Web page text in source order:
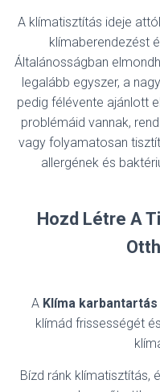
A klímatisztítás ideje
klímaberendezést
Általánosságban
legalább egyszer, a
pedig félévente ajánlott
problémáid vannak,
vagy folyamatosan
allergének és
Hozd Létre A
A Klíma
klímád frissességét
Bízd ránk klímatisztítás,